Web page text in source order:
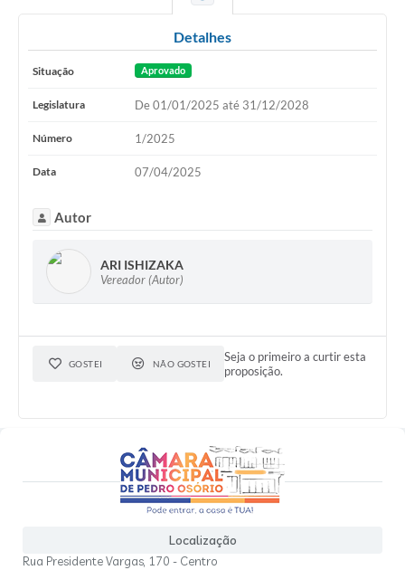
Detalhes
Situação Aprovado
Legislatura De 01/01/2025 até 31/12/2028
Número 1/2025
Data 07/04/2025
Autor
ARI ISHIZAKA
Vereador (Autor)
GOSTEI NÃO GOSTEI
Seja o primeiro a curtir esta
proposição.
Localização
Rua Presidente Vargas, 170 - Centro